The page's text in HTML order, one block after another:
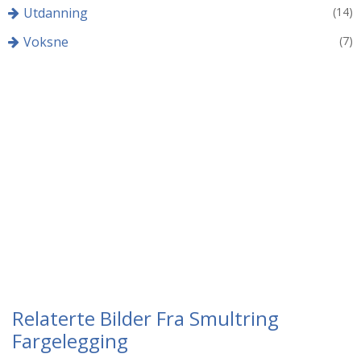
Utdanning (14)
Voksne (7)
Relaterte Bilder Fra Smultring
Fargelegging